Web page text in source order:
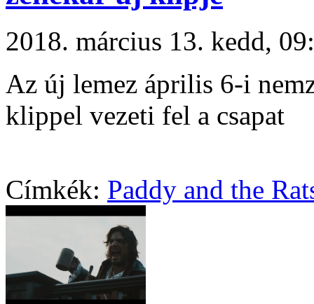
2018. március 13. kedd,
Az új lemez április 6-i
klippel vezeti fel a csapat
Címkék: Paddy and the